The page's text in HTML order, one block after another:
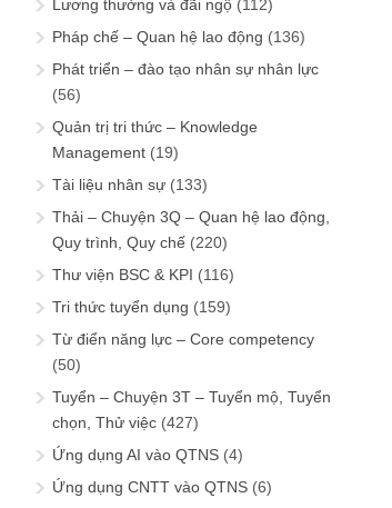
Lương thưởng và đãi ngộ (112)
Pháp chế – Quan hệ lao động (136)
Phát triển – đào tạo nhân sự nhân lực
(56)
Quản trị tri thức – Knowledge
Management (19)
Tài liệu nhân sự (133)
Thải – Chuyện 3Q – Quan hệ lao động,
Quy trình, Quy chế (220)
Thư viện BSC & KPI (116)
Tri thức tuyển dụng (159)
Từ điển năng lực – Core competency
(50)
Tuyển – Chuyện 3T – Tuyển mộ, Tuyển
chọn, Thử việc (427)
Ứng dụng AI vào QTNS (4)
Ứng dụng CNTT vào QTNS (6)